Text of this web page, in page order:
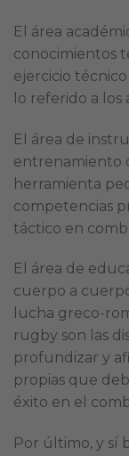
El área
conocimientos
ejercicio
lo referido a los
El área de
entrenamiento
herramienta
competencias
táctico en
El área de
cuerpo a
lucha greco-
rugby son las
profundizar y
propias que
éxito en el
Por último, y sí